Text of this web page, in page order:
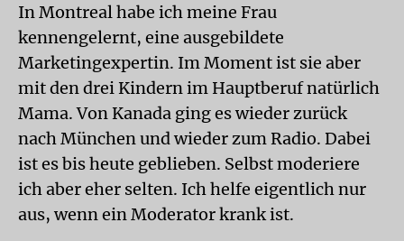
In Montreal habe ich meine Frau
kennengelernt, eine ausgebildete
Marketingexpertin. Im Moment ist sie aber
mit den drei Kindern im Hauptberuf natürlich
Mama. Von Kanada ging es wieder zurück
nach München und wieder zum Radio. Dabei
ist es bis heute geblieben. Selbst moderiere
ich aber eher selten. Ich helfe eigentlich nur
aus, wenn ein Moderator krank ist.